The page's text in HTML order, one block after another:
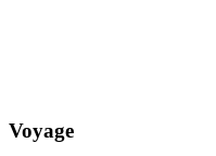
Voyage